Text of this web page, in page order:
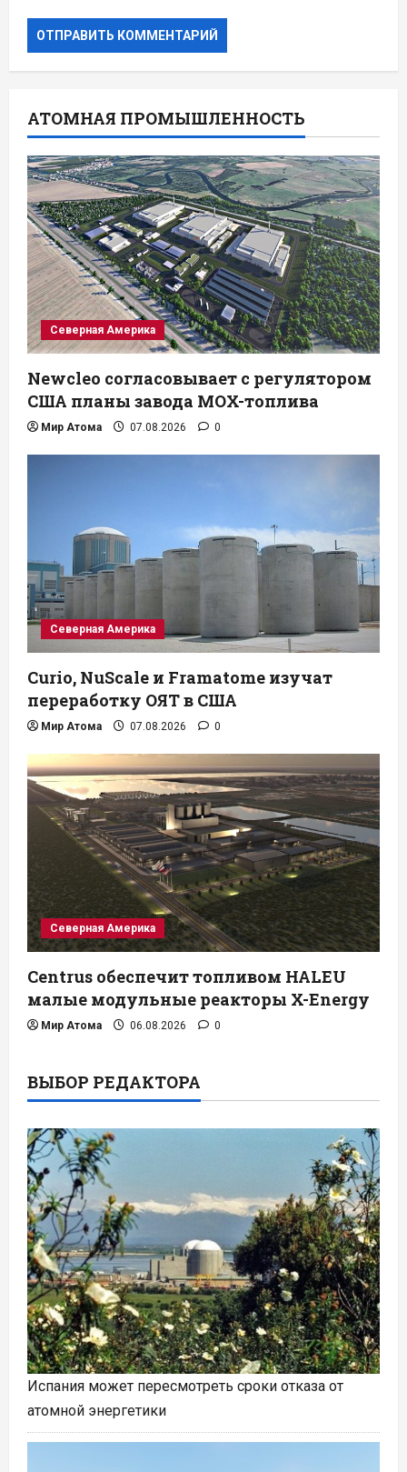
АТОМНАЯ ПРОМЫШЛЕННОСТЬ
Северная Америка
Newcleo согласовывает с регулятором
США планы завода MOX-топлива
Мир Атома 07.08.2026 0
Северная Америка
Curio, NuScale и Framatome изучат
переработку ОЯТ в США
Мир Атома 07.08.2026 0
Северная Америка
Centrus обеспечит топливом HALEU
малые модульные реакторы X-Energy
Мир Атома 06.08.2026 0
ВЫБОР РЕДАКТОРА
Испания может пересмотреть сроки отказа от
атомной энергетики